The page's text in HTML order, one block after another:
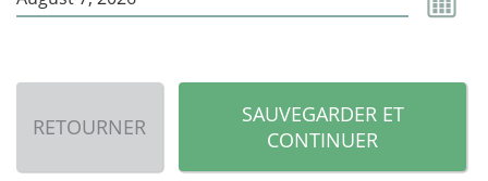
RETOURNER
SAUVEGARDER ET
CONTINUER